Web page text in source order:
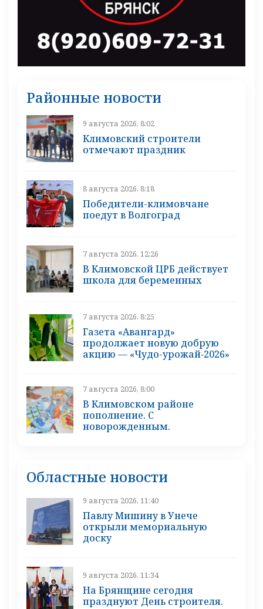
Районные новости
9 августа 2026, 8:02
Климовский строители
отмечают праздник
8 августа 2026, 8:18
Победители-климовчане
поедут в Волгоград
7 августа 2026, 12:26
В Климовской ЦРБ действует
школа для беременных
7 августа 2026, 8:25
Газета «Авангард»
продолжает новую добрую
акцию — «Чудо-урожай‑2026»
7 августа 2026, 8:00
В Климовском районе
пополнение. С
новорожденным.
Областные новости
9 августа 2026, 11:40
Павлу Мишину в Унече
открыли мемориальную
доску
9 августа 2026, 11:34
На Брянщине сегодня
празднуют День строителя.